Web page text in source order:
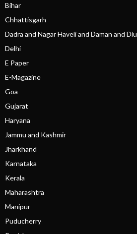
Bihar
Chhattisgarh
Dadra and Nagar Haveli and Daman and Diu
Delhi
E Paper
E-Magazine
Goa
Gujarat
Haryana
Jammu and Kashmir
Jharkhand
Karnataka
Kerala
Maharashtra
Manipur
Puducherry